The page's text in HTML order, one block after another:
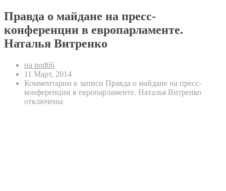
Правда о майдане на пресс-
конференции в европарламенте.
Наталья Витренко
на nod66
11 Март, 2014
Комментарии к записи Правда о майдане на пресс-
конференции в европарламенте. Наталья Витренко
отключены